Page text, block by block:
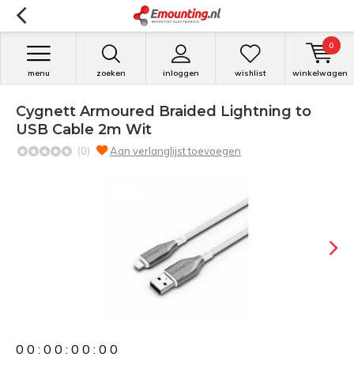
zoeken inloggen
menu wishlist winkelwagen
0
Cygnett Armoured Braided Lightning to
USB Cable 2m Wit
(0) Aan verlanglijst toevoegen
0 0 : 0 0 : 0 0 : 0 0